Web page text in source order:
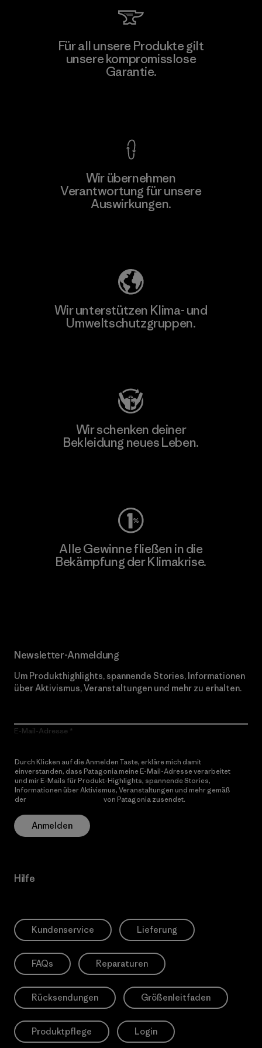
Kingwhale Industries Corp.
Material-supplier
Für all unsere Produkte gilt
unsere kompromisslose
Garantie.
Wir übernehmen
Verantwortung für unsere
Auswirkungen.
Wir unterstützen Klima- und
Umweltschutzgruppen.
Wir schenken deiner
Bekleidung neues Leben.
Alle Gewinne fließen in die
Bekämpfung der Klimakrise.
Newsletter-Anmeldung
Um Produkthighlights, spannende Stories, Informationen
über Aktivismus, Veranstaltungen und mehr zu erhalten.
E-Mail-Adresse
Durch Klicken auf die Anmelden Taste, erkläre mich damit
einverstanden, dass Patagonia meine E-Mail-Adresse verarbeitet
und mir E-Mails für Produkt-Highlights, spannende Stories,
Informationen über Aktivismus, Veranstaltungen und mehr gemäß
der
von Patagonia zusendet.
Anmelden
Hilfe
Kundenservice Lieferung
FAQs Reparaturen
Rücksendungen Größenleitfaden
Produktpflege Login